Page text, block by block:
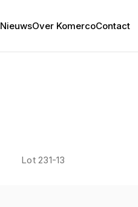
NieuwsOver KomercoContact
Lot 231-13